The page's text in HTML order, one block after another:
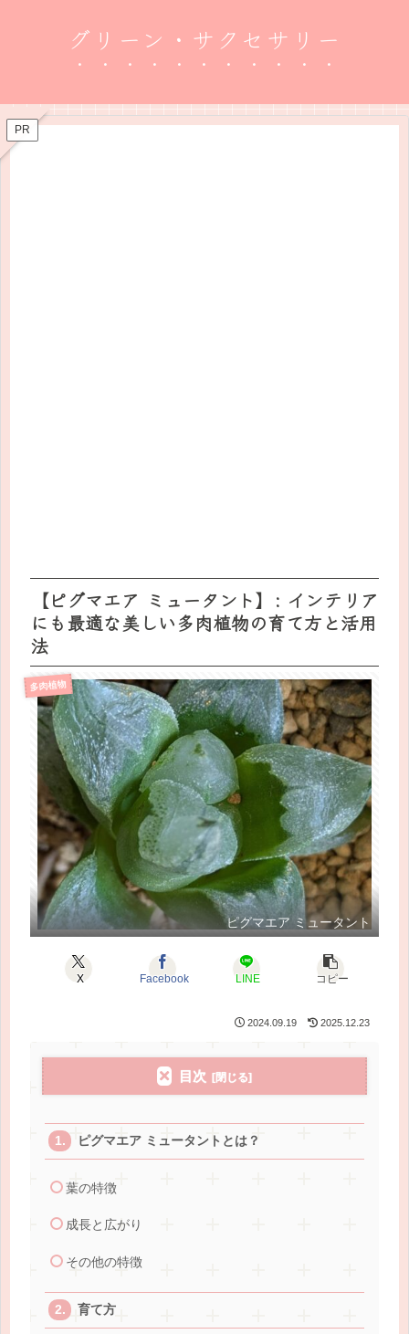
グリーン・サクセサリー
PR
【ピグマエア ミュータント】: インテリア
にも最適な美しい多肉植物の育て方と活用
法
多肉植物
ピグマエア ミュータント
X Facebook LINE コピー
2024.09.19 2025.12.23
目次
ピグマエア ミュータントとは？
葉の特徴
成長と広がり
その他の特徴
育て方